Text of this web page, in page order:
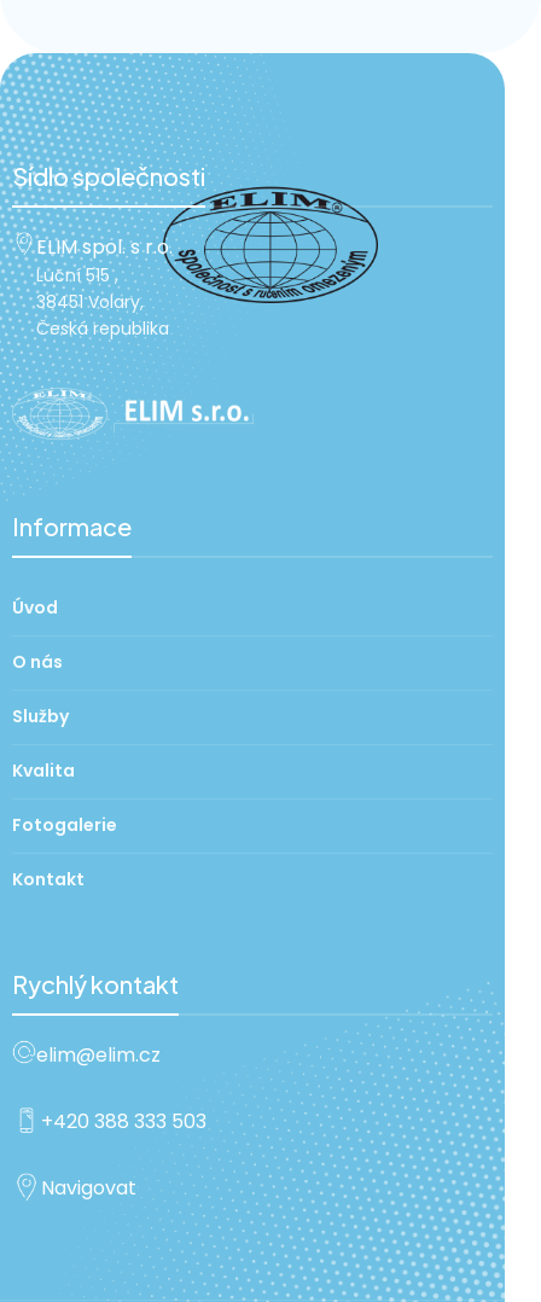
Sídlo společnosti
ELIM spol. s r.o.
Luční 515 ,
38451 Volary,
Česká republika
Informace
Úvod
O nás
Služby
Kvalita
Fotogalerie
Kontakt
Rychlý kontakt
elim@elim.cz
+420 388 333 503
Navigovat